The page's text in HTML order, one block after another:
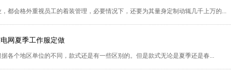
都会格外重视员工的着装管理，必要情况下，还要为其量身定制动辄几千上万的...
网夏季工作服定做
各个地区单位的不同，款式还是有一些区别的。但是款式无论是夏季还是春...